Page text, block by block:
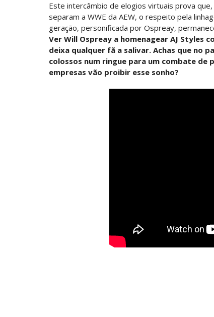
Lucha Libre AAA: Verano De
Unknown Jul 26 2026
AEW Collision 25 JULY 2026
Unknown -Jul 26 2026
WWE Friday Night Smackdown 24 July
Jul 25 2026
Este intercâmbio de elogios virtuais prova
separam a WWE da AEW, o respeito pela
geração, personificada por Ospreay,
Ver Will Ospreay a homenagear AJ Styles
deixa qualquer fã a salivar. Achas que no
colossos num ringue para um combate
empresas vão proibir esse sonho?